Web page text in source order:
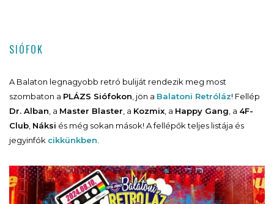
SIÓFOK
A Balaton legnagyobb retró buliját rendezik meg most
szombaton a PLÁZS Siófokon , jön a Balatoni Retróláz! Fellép
Dr. Alban , a Master Blaster , a Kozmix , a Happy Gang , a 4F-
Club Náksi és még sokan mások! A fellépők teljes listája és
jegyinfók cikkünkben